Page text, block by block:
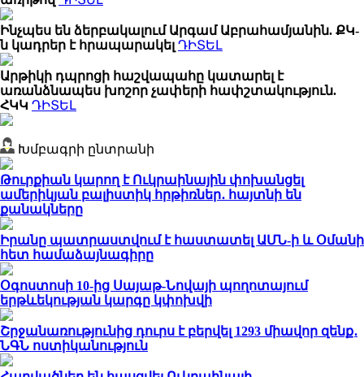
Ինչպես են ձերբակալում Արգամ Աբրահամյանին. ՔԿ-
ն կադրեր է հրապարակել ԴԻՏԵԼ
Արթիկի դպրոցի հաշվապահը կատարել է
առանձնապես խոշոր չափերի հափշտակություն.
ՀԿԿ ԴԻՏԵԼ
Խմբագրի ընտրանի
Թուրքիան կարող է Ուկրաինային փոխանցել
ամերիկյան բալիստիկ հրթիռներ․ հայտնի են
քանակները
Իրանը պատրաստվում է հաստատել ԱՄՆ-ի և Օմանի
հետ համաձայնագիրը
Օգոստոսի 10-ից Սայաթ-Նովայի պողոտայում
երթևեկության կարգը կփոխվի
Շրջանառությունից դուրս է բերվել 1293 միավոր զենք․
ՆԳՆ ոստիկանություն